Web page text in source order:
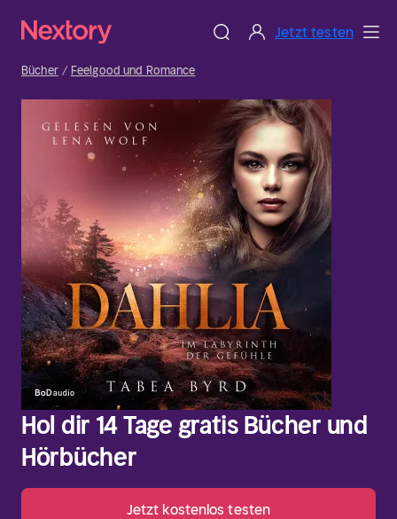
Jetzt testen
Bücher Feelgood und Romance
Hol dir 14 Tage gratis Bücher und
Hörbücher
Jetzt kostenlos testen